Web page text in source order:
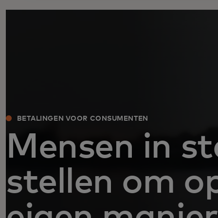
BETALINGEN VOOR CONSUMENTEN
Mensen in
stellen om